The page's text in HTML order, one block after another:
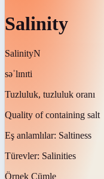
Salinity
SalinityN
səˈlɪnɪti
Tuzluluk, tuzluluk oranı
Quality of containing salt
Eş anlamlılar: Saltiness
Türevler: Salinities
Örnek Cümle